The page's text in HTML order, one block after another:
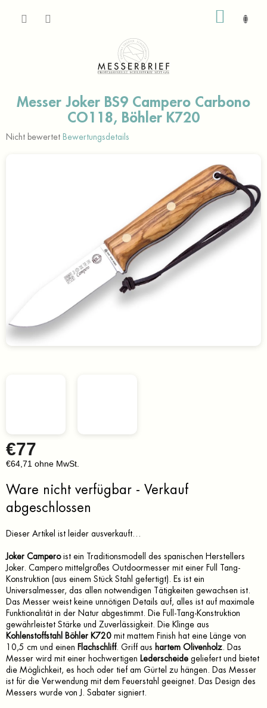
Messer Joker BS9 Campero Carbono
CO118, Böhler K720
Die
Nicht bewertet Bewertungsdetails
€77
€64,71 ohne MwSt.
Ware nicht verfügbar - Verkauf
abgeschlossen
Dieser Artikel ist leider ausverkauft…
Joker Camperoist ein Traditionsmodell des spanischen Herstellers
Joker. Campero mittelgroßes Outdoormesser mit einer Full Tang-
Konstruktion (aus einem Stück Stahl gefertigt). Es ist ein
Universalmesser, das allen notwendigen Tätigkeiten gewachsen ist.
Das Messer weist keine unnötigen Details auf, alles ist auf maximale
Funktionalität in der Natur abgestimmt. Die Full-Tang-Konstruktion
gewährleistet Stärke und Zuverlässigkeit. Die Klinge aus
Kohlenstoffstahl Böhler K720 mit mattem Finish hat eine Länge von
10,5 cm und einen Flachschliff. Griff aus hartem Olivenholz . Das
Messer wird mit einer hochwertigen Lederscheide geliefert und bietet
die Möglichkeit, es hoch oder tief am Gürtel zu hängen. Das Messer
ist für die Verwendung mit dem Feuerstahl geeignet. Das Design des
Messers wurde von J. Sabater signiert.